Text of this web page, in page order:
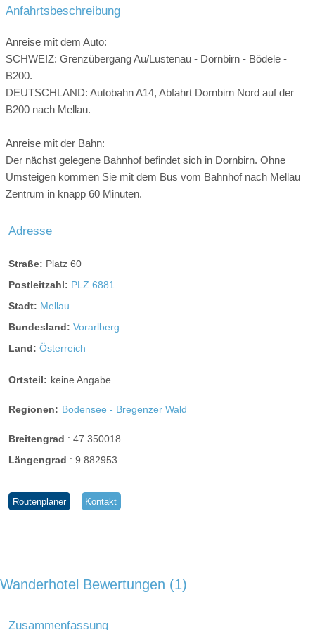
Klettern: Klettersteig
Schneeschuhwanderung Familienwanderung
Bergsee
Öffnungszeiten Bergbahnen:
Aktuelle Öffnungszeiten Bergbahn Mellau:
sommer.html
Kletterhalle: 25 km entfernt
Klettergarten:
Hochseilpark: 8 km entfernt
Tourentipps:
Anfahrtsbeschreibung
Anreise mit dem Auto:
SCHWEIZ: Grenzübergang Au/Lustenau - Dornbirn - Bödele -
B200.
DEUTSCHLAND: Autobahn A14, Abfahrt Dornbirn Nord auf der
B200 nach Mellau.
Anreise mit der Bahn:
Der nächst gelegene Bahnhof befindet sich in Dornbirn. Ohne
Umsteigen kommen Sie mit dem Bus vom Bahnhof nach Mellau
Zentrum in knapp 60 Minuten.
Adresse
Straße: Platz 60
Postleitzahl: PLZ 6881
Stadt: Mellau
Bundesland: Vorarlberg
Land: Österreich
Ortsteil: keine Angabe
Regionen: Bodensee - Bregenzer Wald
Breitengrad : 47.350018
Längengrad : 9.882953
Routenplaner Kontakt
Wanderhotel Bewertungen 1
Zusammenfassung